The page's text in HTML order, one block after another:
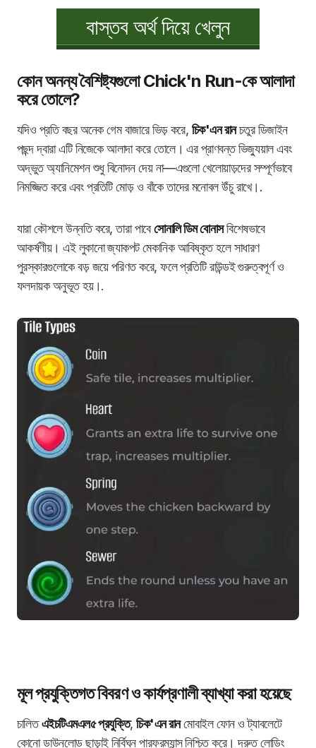
বাস্তব অর্থ দিয়ে খেলুন
কোন অনন্য বৈশিষ্ট্যগুলো Chick'n Run-কে আলাদা
করে তোলে?
যদিও প্রতি বছর অনেক গেম বাজারে ভিড় করে, চিক'এন রানচতুর ডিজাইন
পছন্দ দ্বারা এটি নিজেকে আলাদা করে তোলে। এর প্রাণবন্ত ভিজ্যুয়াল এবং
অদ্ভুত অ্যানিমেশন শুধু বিনোদন দেয় না—এগুলো খেলোয়াড়দের সম্পূর্ণভাবে
নিমজ্জিত করে এবং প্রতিটি মোড় ও বাঁকে তাদের মনোবল উঁচু রাখে।.
যারা কৌশলে উন্নতি করে, তারা পাবেসোনালি ডিম বোনাসবিশেষভাবে
আকর্ষণীয়। এই লুকানো জ্যাকপট মেকানিক আবিষ্কৃত হলে সাধারণ
পুরস্কারগুলোকে বড় জয়ে পরিণত করে, ফলে প্রতিটি রাউন্ডই গুরুত্বপূর্ণ ও
ফলদায়ক অনুভূত হয়।.
মূল প্রযুক্তিগত বিবরণ ও কার্যপ্রণালী ব্যাখ্যা করা হয়েছে
চালিতএইচটিএমএল৫ প্রযুক্তি,চিক'এন রানমোবাইল ফোন ও ট্যাবলেটে
কোনো ডাউনলোড ছাড়াই নির্বিঘ্ন পারফরম্যান্স নিশ্চিত করে। দ্রুত লোডিং